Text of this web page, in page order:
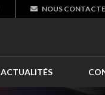
NOUS
ACTUALITÉS